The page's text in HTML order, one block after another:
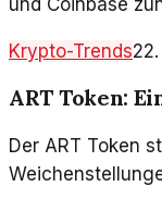
Entwicklungen
Krypto-Trends
ART Token:
Der ART Token